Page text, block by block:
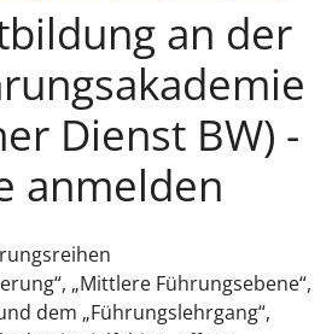
an der
Dienst BW) -
anmelden
„Mittlere Führungsebene“,
dem „Führungslehrgang“,